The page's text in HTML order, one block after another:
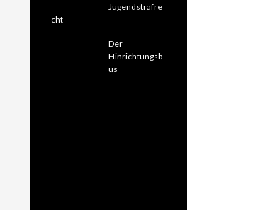
Jugendstrafre
cht
Der
Hinrichtungsb
us